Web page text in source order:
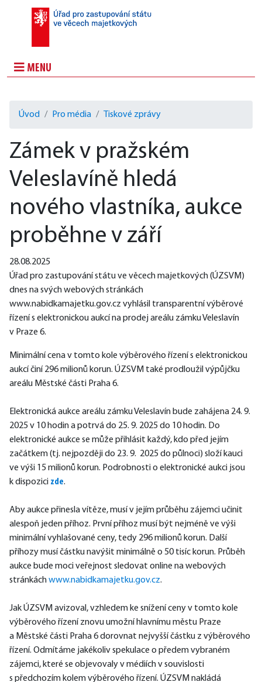
MENU
Úvod Pro média Tiskové zprávy
Zámek v pražském
Veleslavíně hledá
nového vlastníka, aukce
proběhne v září
28.08.2025
Úřad pro zastupování státu ve věcech majetkových (ÚZSVM)
dnes na svých webových stránkách
www.nabidkamajetku.gov.cz vyhlásil transparentní výběrové
řízení s elektronickou aukcí na prodej areálu zámku Veleslavín
v Praze 6.
Minimální cena v tomto kole výběrového řízení s elektronickou
aukcí činí 296 milionů korun. ÚZSVM také prodloužil výpůjčku
areálu Městské části Praha 6.
Elektronická aukce areálu zámku Veleslavín bude zahájena 24. 9.
2025 v 10 hodin a potrvá do 25. 9. 2025 do 10 hodin. Do
elektronické aukce se může přihlásit každý, kdo před jejím
začátkem (tj. nejpozději do 23. 9.  2025 do půlnoci) složí kauci
ve výši 15 milionů korun. Podrobnosti o elektronické aukci jsou
k dispozici zde.
Aby aukce přinesla vítěze, musí v jejím průběhu zájemci učinit
alespoň jeden příhoz. První příhoz musí být nejméně ve výši
minimální vyhlašované ceny, tedy 296 milionů korun. Další
příhozy musí částku navýšit minimálně o 50 tisíc korun. Průběh
aukce bude moci veřejnost sledovat online na webových
stránkách www.nabidkamajetku.gov.cz.
Jak ÚZSVM avizoval, vzhledem ke snížení ceny v tomto kole
výběrového řízení znovu umožní hlavnímu městu Praze
a Městské části Praha 6 dorovnat nejvyšší částku z výběrového
řízení. Odmítáme jakékoliv spekulace o předem vybraném
zájemci, které se objevovaly v médiích v souvislosti
s předchozím kolem výběrového řízení. ÚZSVM nakládá